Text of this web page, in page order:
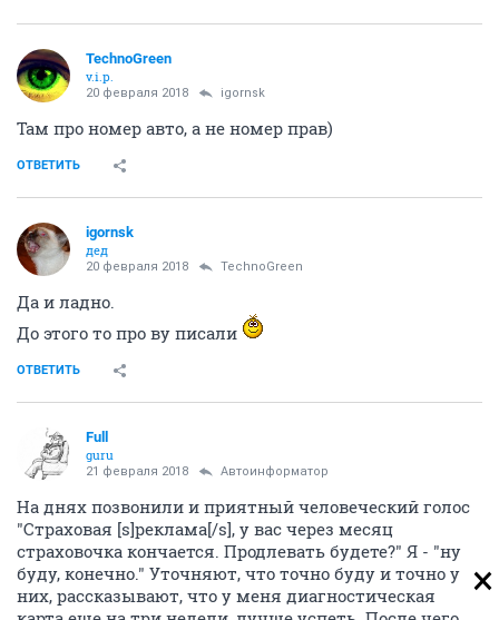
TechnoGreen
v.i.p.
20 февраля 2018 igornsk
Там про номер авто, а не номер прав)
ОТВЕТИТЬ
igornsk
дед
20 февраля 2018 TechnoGreen
Да и ладно.
До этого то про ву писали
ОТВЕТИТЬ
Full
guru
21 февраля 2018 Автоинформатор
На днях позвонили и приятный человеческий голос
"Страховая [s]реклама[/s], у вас через месяц
страховочка кончается. Продлевать будете?" Я - "ну
буду, конечно." Уточняют, что точно буду и точно у
них, рассказывают, что у меня диагностическая